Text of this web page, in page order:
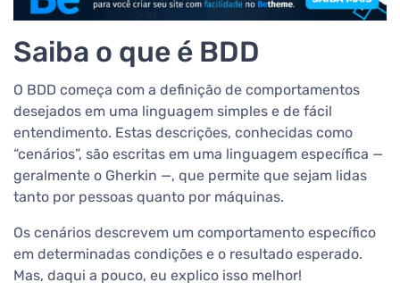
Saiba o que é BDD
O BDD começa com a definição de comportamentos
desejados em uma linguagem simples e de fácil
entendimento. Estas descrições, conhecidas como
“cenários”, são escritas em uma linguagem específica —
geralmente o Gherkin —, que permite que sejam lidas
tanto por pessoas quanto por máquinas.
Os cenários descrevem um comportamento específico
em determinadas condições e o resultado esperado.
Mas, daqui a pouco, eu explico isso melhor!